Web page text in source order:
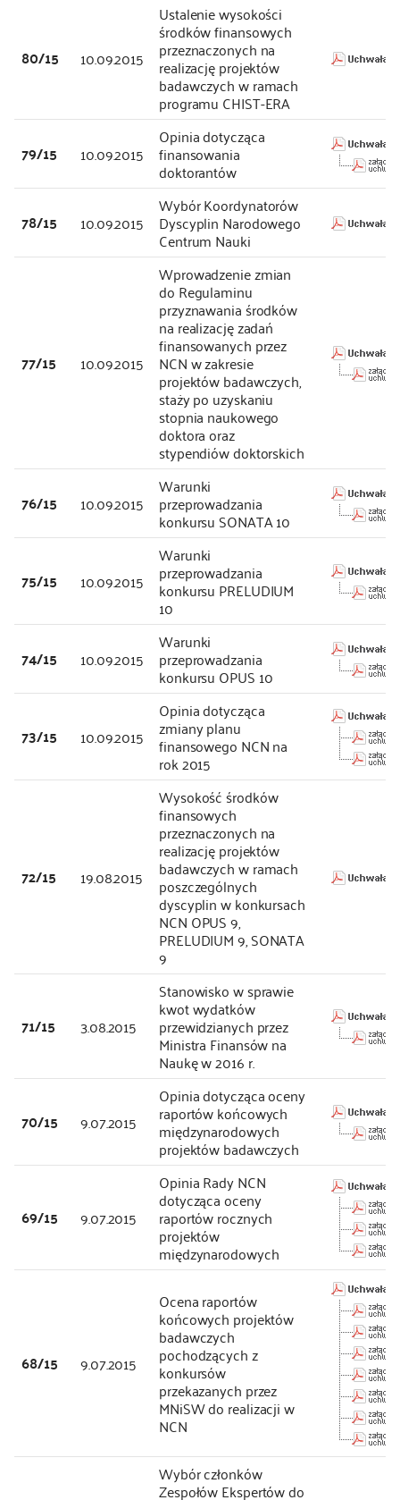
80/15 10.09.2015
Ustalenie wysokości
środków finansowych
przeznaczonych na
realizację projektów
badawczych w ramach
programu CHIST-ERA
79/15 10.09.2015
Opinia dotycząca
finansowania
doktorantów
78/15 10.09.2015
Wybór Koordynatorów
Dyscyplin Narodowego
Centrum Nauki
77/15 10.09.2015
Wprowadzenie zmian
do Regulaminu
przyznawania środków
na realizację zadań
finansowanych przez
NCN w zakresie
projektów badawczych,
staży po uzyskaniu
stopnia naukowego
doktora oraz
stypendiów doktorskich
76/15 10.09.2015
Warunki
przeprowadzania
konkursu SONATA 10
75/15 10.09.2015
Warunki
przeprowadzania
konkursu PRELUDIUM
10
74/15 10.09.2015
Warunki
przeprowadzania
konkursu OPUS 10
73/15 10.09.2015
Opinia dotycząca
zmiany planu
finansowego NCN na
rok 2015
72/15 19.08.2015
Wysokość środków
finansowych
przeznaczonych na
realizację projektów
badawczych w ramach
poszczególnych
dyscyplin w konkursach
NCN OPUS 9,
PRELUDIUM 9, SONATA
9
71/15 3.08.2015
Stanowisko w sprawie
kwot wydatków
przewidzianych przez
Ministra Finansów na
Naukę w 2016 r.
70/15 9.07.2015
Opinia dotycząca oceny
raportów końcowych
międzynarodowych
projektów badawczych
69/15 9.07.2015
Opinia Rady NCN
dotycząca oceny
raportów rocznych
projektów
międzynarodowych
68/15 9.07.2015
Ocena raportów
końcowych projektów
badawczych
pochodzących z
konkursów
przekazanych przez
MNiSW do realizacji w
NCN
Wybór członków
Zespołów Ekspertów do